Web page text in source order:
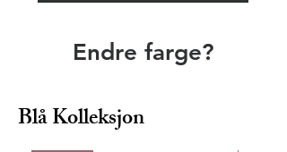
Endre farge?
Blå Kolleksjon